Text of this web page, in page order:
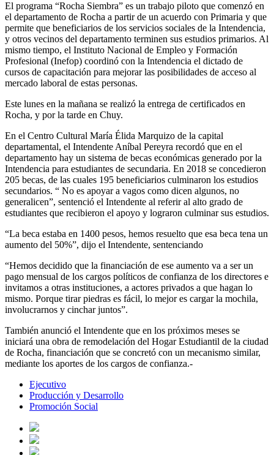
El programa “Rocha Siembra” es un trabajo piloto que comenzó en
el departamento de Rocha a partir de un acuerdo con Primaria y que
permite que beneficiarios de los servicios sociales de la Intendencia,
y otros vecinos del departamento terminen sus estudios primarios. Al
mismo tiempo, el Instituto Nacional de Empleo y Formación
Profesional (Inefop) coordinó con la Intendencia el dictado de
cursos de capacitación para mejorar las posibilidades de acceso al
mercado laboral de estas personas.
Este lunes en la mañana se realizó la entrega de certificados en
Rocha, y por la tarde en Chuy.
En el Centro Cultural María Élida Marquizo de la capital
departamental, el Intendente Aníbal Pereyra recordó que en el
departamento hay un sistema de becas económicas generado por la
Intendencia para estudiantes de secundaria. En 2018 se concedieron
205 becas, de las cuales 195 beneficiarios culminaron los estudios
secundarios. “ No es apoyar a vagos como dicen algunos, no
generalicen”, sentenció el Intendente al referir al alto grado de
estudiantes que recibieron el apoyo y lograron culminar sus estudios.
“La beca estaba en 1400 pesos, hemos resuelto que esa beca tena un
aumento del 50%”, dijo el Intendente, sentenciando
“Hemos decidido que la financiación de ese aumento va a ser un
pago mensual de los cargos políticos de confianza de los directores e
invitamos a otras instituciones, a actores privados a que hagan lo
mismo. Porque tirar piedras es fácil, lo mejor es cargar la mochila,
involucrarnos y cinchar juntos”.
También anunció el Intendente que en los próximos meses se
iniciará una obra de remodelación del Hogar Estudiantil de la ciudad
de Rocha, financiación que se concretó con un mecanismo similar,
mediante los aportes de los cargos de confianza.-
Ejecutivo
Producción y Desarrollo
Promoción Social